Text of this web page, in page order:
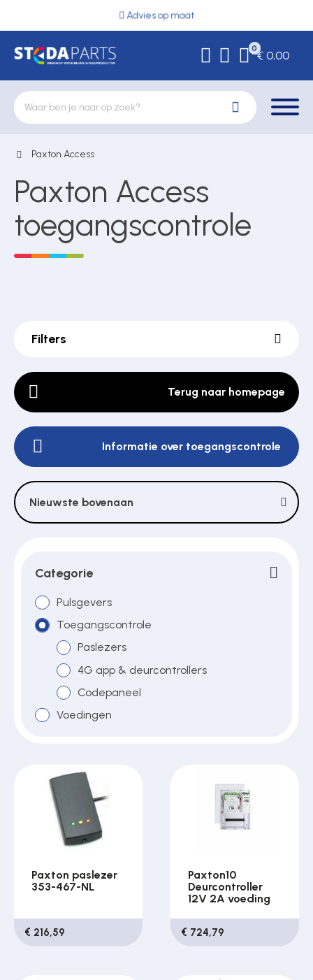
Advies op maat
0
€ 0,00
Deurbeslag
Hekwerkonderdelen
Pulsgevers
Sloten
Toegangscontrole
Toegangsverlening
Voedingen
Over ons
Paxton Access
Paxton Access
toegangscontrole
Filters
Terug naar homepage
Informatie over toegangscontrole
Nieuwste bovenaan
Categorie
Pulsgevers
Toegangscontrole
Paslezers
4G app & deurcontrollers
Codepaneel
Voedingen
Paxton paslezer
353-467-NL
€ 216,59
Paxton10
Deurcontroller
12V 2A voeding
€ 724,79